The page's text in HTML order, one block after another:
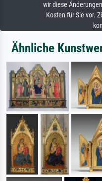
wir diese
Kosten für Sie vor.
Ähnliche